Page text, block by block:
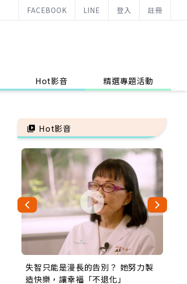
FACEBOOK LINE 登入 註冊
Hot影音 精選專題活動
Hot影音
失智只能是漫長的告別？ 她努力製
造快樂，讓幸福「不退化」
來自剛果的巧克力神父 為台灣奉獻
36年 「台灣是我的家，我連作夢都
63歲卸矽谷副總、搬回台灣找快
樂！「蛋黃哥小丑」走進安養院，
104歲打破金氏世界紀錄 成為全球
最年長羽球選手，分享長壽的秘密
事業巔峰他選擇追夢…黑手阿伯拉
小提琴還登上小巨蛋！連CNN都大